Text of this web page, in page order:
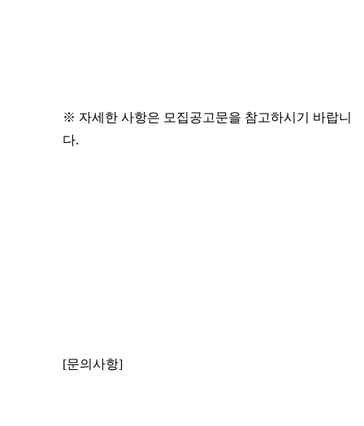
※ 자세한 사항은 모집공고문을 참고하시기 바랍니
다.
[문의사항]